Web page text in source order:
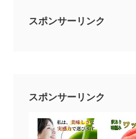
スポンサーリンク
スポンサーリンク